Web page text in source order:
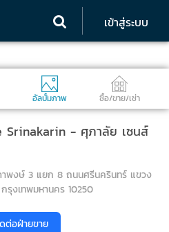
เข้าสู่ระบบ
อัลบั้มภาพ ซื้อ/ขาย/เช่า
Srinakarin - ศุภาลัย เซนส์
พงษ์ 3 แยก 8 ถนนศรีนครินทร์ แขวง
รุงเทพมหานคร 10250
ต่อฝ่ายขาย